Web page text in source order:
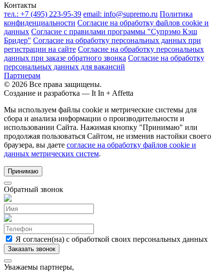
Контакты
тел.: +7 (495) 223-95-39 email: info@supremo.ru Политика
конфиденциальности Согласие на обработку файлов cookie и
данных Согласие с правилами программы "Супрэмо Кэш
Бридер" Согласие на обработку персональных данных при
регистрации на сайте Согласие на обработку персональных
данных при заказе обратного звонка Согласие на обработку
персональных данных для вакансий
Партнерам
© 2026 Все права защищены.
Создание и разработка — It In + Affetta
Мы используем файлы cookie и метрические системы для
сбора и анализа информации о производительности и
использовании Сайта. Нажимая кнопку "Принимаю" или
продолжая пользоваться Сайтом, не изменив настойки своего
браузера, вы даете согласие на обработку файлов cookie и
данных метрических систем.
Принимаю
Обратный звонок
Я согласен(на) с обработкой своих персональных данных
Уважаемы партнеры,